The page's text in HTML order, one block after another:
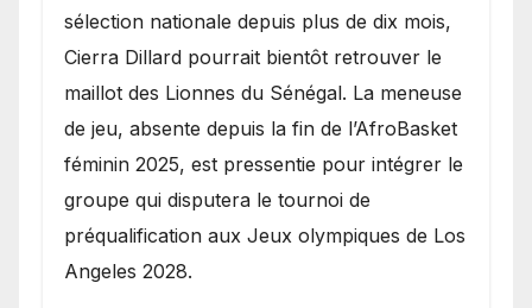
sélection nationale depuis plus de dix mois,
Cierra Dillard pourrait bientôt retrouver le
maillot des Lionnes du Sénégal. La meneuse
de jeu, absente depuis la fin de l’AfroBasket
féminin 2025, est pressentie pour intégrer le
groupe qui disputera le tournoi de
préqualification aux Jeux olympiques de Los
Angeles 2028.